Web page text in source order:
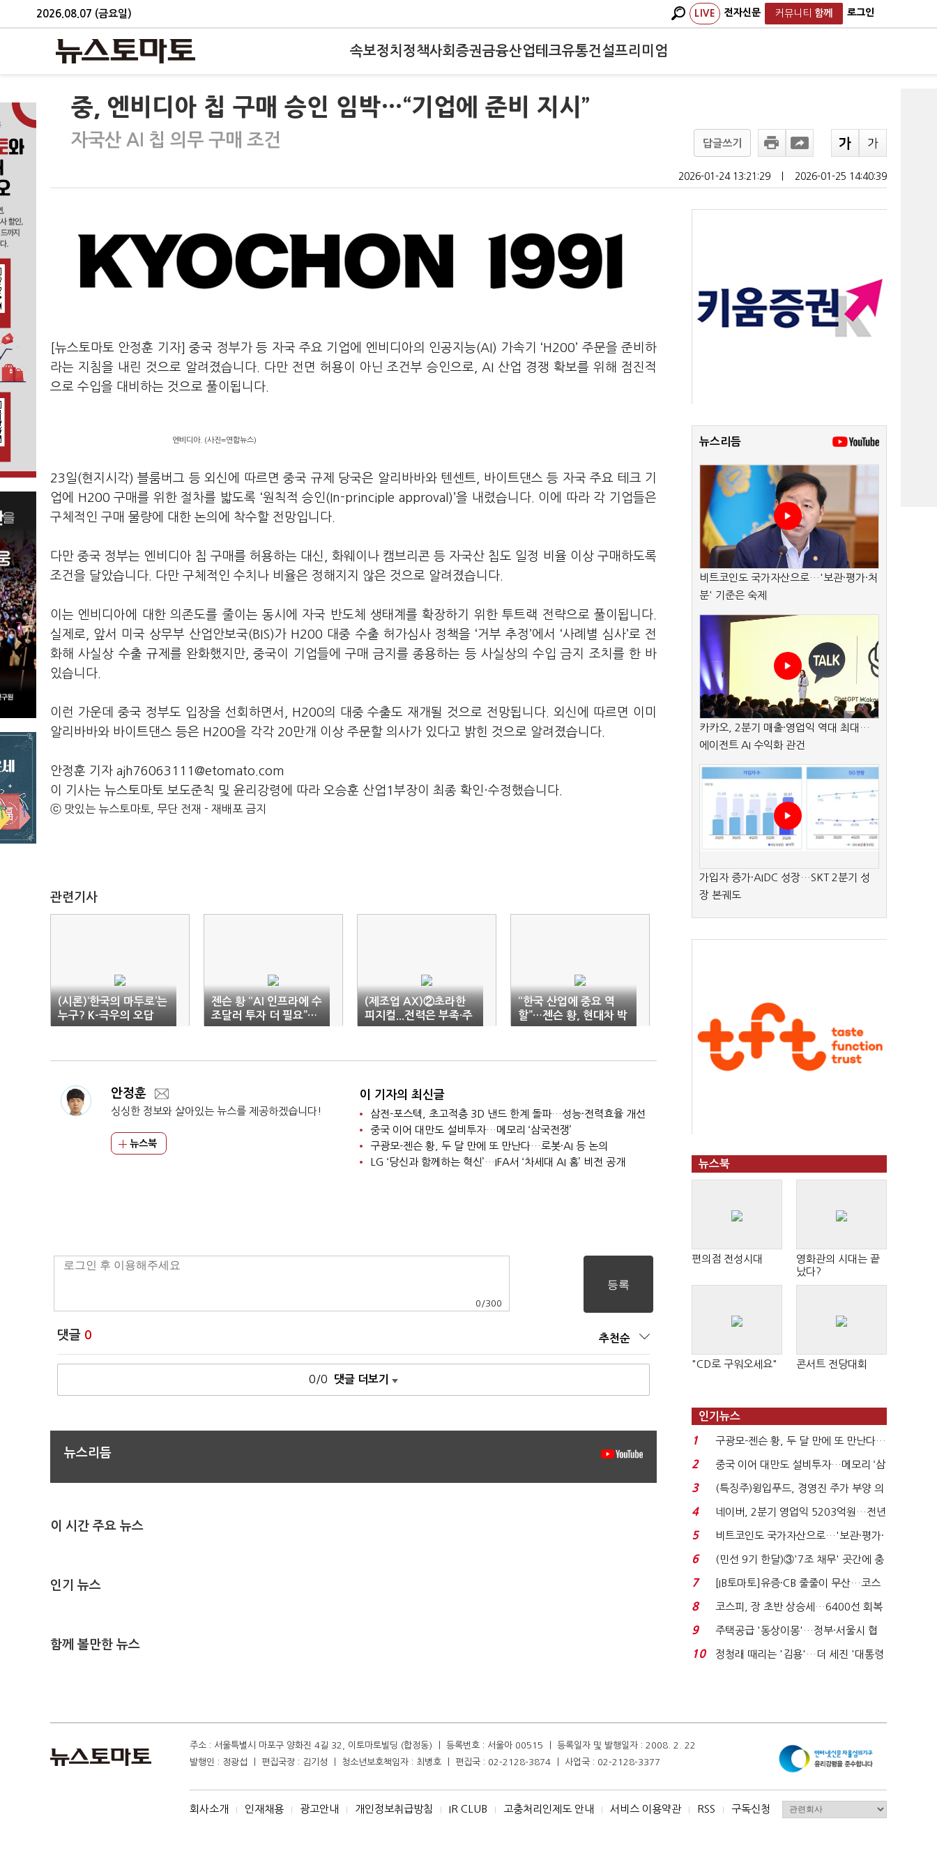
2026.08.07 (금요일) LIVE 전자신문 커뮤니티 함께 로그인
속보정치 정책사회 증권금융산업테크유통건설프리미엄
중, 엔비디아 칩 구매 승인 임박…“기업에 준비 지시”
자국산 AI 칩 의무 구매 조건 답글쓰기
2026-01-24 13:21:29 2026-01-25 14:40:39
[뉴스토마토 안정훈 기자] 중국 정부가 등 자국 주요 기업에 엔비디아의 인공지능(AI) 가속기 ‘H200’ 주문을 준비하
라는 지침을 내린 것으로 알려졌습니다. 다만 전면 허용이 아닌 조건부 승인으로, AI 산업 경쟁 확보를 위해 점진적
으로 수입을 대비하는 것으로 풀이됩니다.
엔비디아. (사진=연합뉴스)
23일(현지시각) 블룸버그 등 외신에 따르면 중국 규제 당국은 알리바바와 텐센트, 바이트댄스 등 자국 주요 테크 기
업에 H200 구매를 위한 절차를 밟도록 ‘원칙적 승인(In-principle approval)’을 내렸습니다. 이에 따라 각 기업들은
구체적인 구매 물량에 대한 논의에 착수할 전망입니다.
다만 중국 정부는 엔비디아 칩 구매를 허용하는 대신, 화웨이나 캠브리콘 등 자국산 칩도 일정 비율 이상 구매하도록
조건을 달았습니다. 다만 구체적인 수치나 비율은 정해지지 않은 것으로 알려졌습니다.
이는 엔비디아에 대한 의존도를 줄이는 동시에 자국 반도체 생태계를 확장하기 위한 투트랙 전략으로 풀이됩니다.
실제로, 앞서 미국 상무부 산업안보국(BIS)가 H200 대중 수출 허가심사 정책을 ‘거부 추정’에서 ‘사례별 심사’로 전
화해 사실상 수출 규제를 완화했지만, 중국이 기업들에 구매 금지를 종용하는 등 사실상의 수입 금지 조치를 한 바
있습니다.
이런 가운데 중국 정부도 입장을 선회하면서, H200의 대중 수출도 재개될 것으로 전망됩니다. 외신에 따르면 이미
알리바바와 바이트댄스 등은 H200을 각각 20만개 이상 주문할 의사가 있다고 밝힌 것으로 알려졌습니다.
안정훈 기자 ajh76063111@etomato.com
이 기사는 뉴스토마토 보도준칙 및 윤리강령에 따라 오승훈 산업1부장이 최종 확인·수정했습니다.
ⓒ 맛있는 뉴스토마토, 무단 전재 - 재배포 금지
관련기사
(시론)‘한국의 마두로’는
누구? K-극우의 오답
젠슨 황 “AI 인프라에 수
조달러 투자 더 필요”…
거품론 ‘일축’
(제조업 AX)②초라한
피지컬...전력은 부족·주
권은 위태
“한국 산업에 중요 역
할”…젠슨 황, 현대차 박
민우 사장 격려
안정훈
싱싱한 정보와 살아있는 뉴스를 제공하겠습니다!
뉴스북
이 기자의 최신글
삼전-포스텍, 초고적층 3D 낸드 한계 돌파…성능·전력효율 개선
중국 이어 대만도 설비투자…메모리 ‘삼국전쟁’
구광모-젠슨 황, 두 달 만에 또 만난다…로봇·AI 등 논의
LG ‘당신과 함께하는 혁신’…IFA서 ‘차세대 AI 홈’ 비전 공개
0 /300
댓글 0 추천순
0/0 댓글 더보기
뉴스리듬
이 시간 주요 뉴스
인기 뉴스
함께 볼만한 뉴스
뉴스리듬
비트코인도 국가자산으로…'보관·평가·처
분' 기준은 숙제
카카오, 2분기 매출·영업익 역대 최대…
에이전트 AI 수익화 관건
가입자 증가·AIDC 성장…SKT 2분기 성
장 본궤도
뉴스북
편의점 전성시대
영화관의 시대는 끝
났다?
"CD로 구워오세요" 콘서트 전당대회
인기뉴스
1
구광모-젠슨 황, 두 달 만에 또 만난다…
로봇·AI 등 논...
2
중국 이어 대만도 설비투자…메모리 ‘삼
국전쟁’
3
(특징주)윙입푸드, 경영진 주가 부양 의
지에 상한가...
4
네이버, 2분기 영업익 5203억원…전년
비 0.2% 감소...
5
비트코인도 국가자산으로…'보관·평가·
처분' 기준은 ...
6
(민선 9기 한달)③'7조 채무' 곳간에 충
격…추미애, 20년...
7
[IB토마토]유증·CB 줄줄이 무산…코스
닥 벌점 급증에 ...
8
코스피, 장 초반 상승세…6400선 회복
시도
9
주택공급 '동상이몽'…정부·서울시 협
력 없으면 '공수표'...
10
정청래 때리는 '김용'…더 세진 '대통령
주소 : 서울특별시 마포구 양화진 4길 32, 이토마토빌딩 (합정동) ㅣ 등록번호 : 서울아 00515 ㅣ 등록일자 및 발행일자 : 2008. 2. 22
발행인 : 정광섭 ㅣ 편집국장 : 김기성 ㅣ 청소년보호책임자 : 최병호 ㅣ 편집국 : 02-2128-3874 ㅣ 사업국 : 02-2128-3377
회사소개 I 인재채용 I 광고안내 I 개인정보취급방침 I IR CLUB I 고충처리인제도 안내 I 서비스 이용약관 I RSS I 구독신청